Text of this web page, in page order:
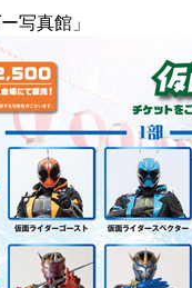
写真館」